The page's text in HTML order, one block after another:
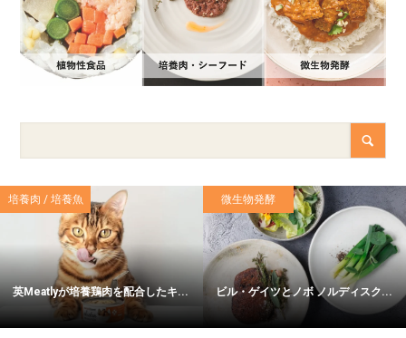
培養肉 / 培養魚
英Meatlyが培養鶏肉を配合したキ...
微生物発酵
ビル・ゲイツとノボ ノルディスク...